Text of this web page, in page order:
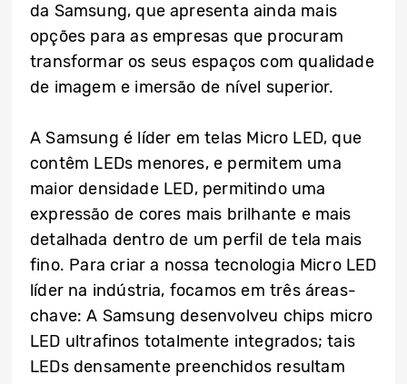
da Samsung, que apresenta ainda mais
opções para as empresas que procuram
transformar os seus espaços com qualidade
de imagem e imersão de nível superior.
A Samsung é líder em telas Micro LED, que
contêm LEDs menores, e permitem uma
maior densidade LED, permitindo uma
expressão de cores mais brilhante e mais
detalhada dentro de um perfil de tela mais
fino. Para criar a nossa tecnologia Micro LED
líder na indústria, focamos em três áreas-
chave: A Samsung desenvolveu chips micro
LED ultrafinos totalmente integrados; tais
LEDs densamente preenchidos resultam